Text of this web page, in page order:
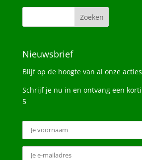
Nieuwsbrief
Blijf op de hoogte van al onze
Schrijf je nu in en ontvang een
5